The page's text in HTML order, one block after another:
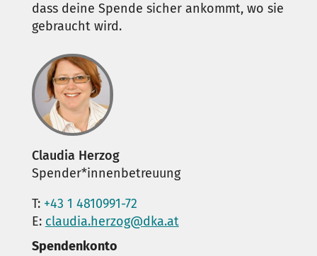
dass deine Spende sicher ankommt, wo sie
gebraucht wird.
Claudia Herzog
Spender*innenbetreuung
T: +43 1 4810991-72
E: claudia.herzog@dka.at
Spendenkonto